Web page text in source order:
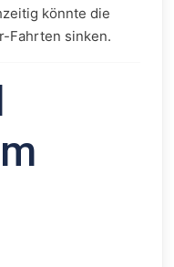
könnte die
Fahrten sinken.